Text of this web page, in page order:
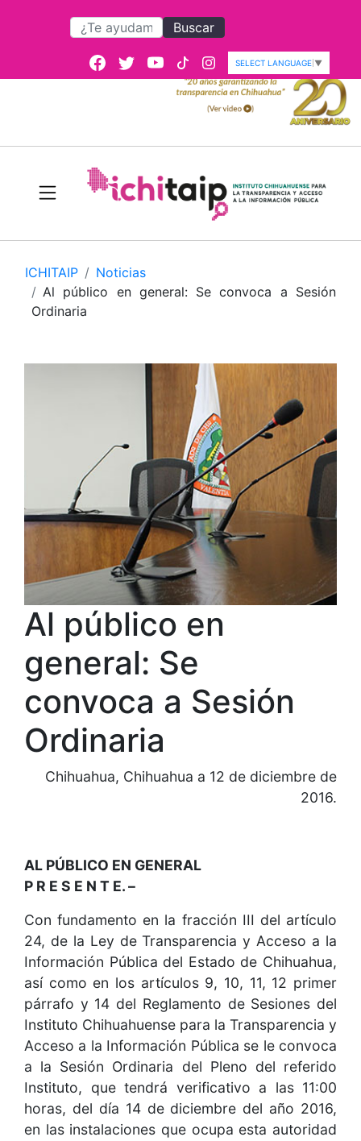
Buscar
SELECT LANGUAGE ▼
ICHITAIP
Noticias
Al público en general: Se convoca a Sesión
Ordinaria
Al público en
general: Se
convoca a Sesión
Ordinaria
Chihuahua, Chihuahua a 12 de diciembre de
2016.
AL PÚBLICO EN GENERAL
P R E S E N T E. –
Con fundamento en la fracción III del artículo
24, de la Ley de Transparencia y Acceso a la
Información Pública del Estado de Chihuahua,
así como en los artículos 9, 10, 11, 12 primer
párrafo y 14 del Reglamento de Sesiones del
Instituto Chihuahuense para la Transparencia y
Acceso a la Información Pública se le convoca
a la Sesión Ordinaria del Pleno del referido
Instituto, que tendrá verificativo a las 11:00
horas, del día 14 de diciembre del año 2016,
en las instalaciones que ocupa esta autoridad